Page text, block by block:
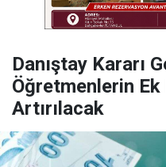
Danıştay Kararı
Öğretmenlerin
Artırılacak